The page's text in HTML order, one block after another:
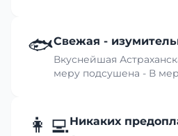
🐟Свежая -
Вкуснейшая
меру подсушена - В
👩‍💻Никаких